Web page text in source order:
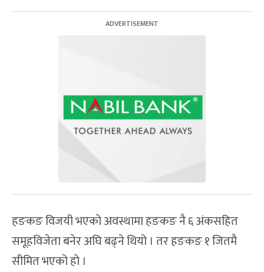
हङकङ विजयी भएको अवस्थामा हङकङ नै ६ अंकसहित
समूहविजेता बनेर अघि बढ्ने थियो । तर हङकङ १ जितमै
सीमित भएको हो ।